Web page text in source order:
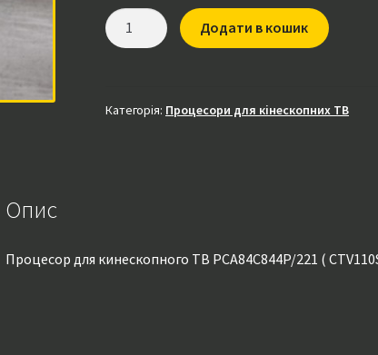
Процесор
PCA84C844P/221
)
Додати в кошик
Категорія: Процесори для кінескопних ТВ
Опис
Процесор для кинескопного ТВ PCA84C844P/221 (